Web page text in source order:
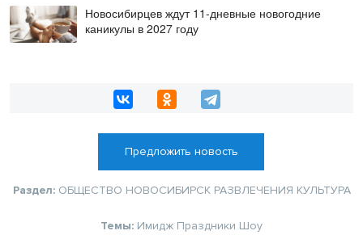
Новосибирцев ждут 11-дневные новогодние
каникулы в 2027 году
Предложить новость
Раздел: ОБЩЕСТВО НОВОСИБИРСК РАЗВЛЕЧЕНИЯ КУЛЬТУРА
Темы: Имидж Праздники Шоу